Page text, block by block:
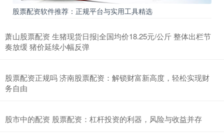
股票配资软件推荐：正规平台与实用工具精选
萧山股票配资 生猪现货日报|全国均价18.25元/公斤 整体出栏节
奏放缓 猪价延续小幅反弹
股票配资正规吗 济南股票配资：解锁财富新高度，轻松实现财
务自由
股市中的配资 股票配资：杠杆投资的利器，风险与收益并存